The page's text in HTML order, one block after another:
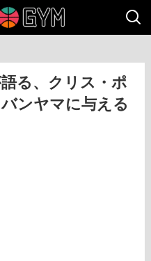
る、クリス・ポ
ンヤマに与える